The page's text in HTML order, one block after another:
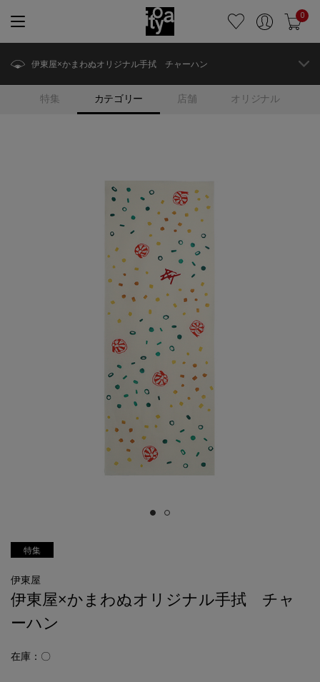
0
特集 カテゴリー 店舗 オリジナル
伊東屋×かまわぬオリジナル手拭 チャーハン
特集
伊東屋
伊東屋×かまわぬオリジナル手拭 チャ
ーハン
在庫：〇